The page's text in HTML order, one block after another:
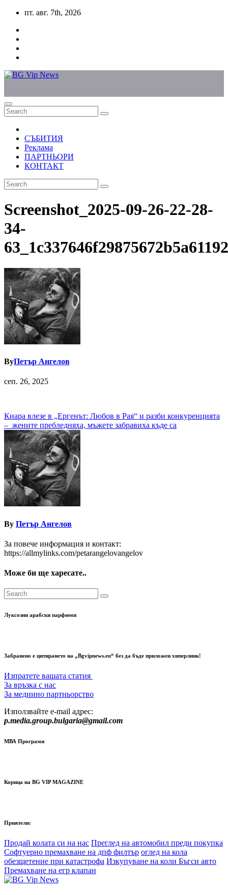
Skip
content
пт. авг. 7th, 2026
СЪБИТИЯ
Реклама
ПАРТНЬОРИ
КОНТАКТ
Screenshot_2025-09-26-22-28-
34-
ByПетър Ангелов
сеп. 26, 2025
Навигация
Киара влезе в „Ергенът: Любов в Рая“ и разби конкуренцията
– жените пребледняха, мъжете забравиха къде са
By Петър Ангелов
За повече информация и контакт:
https://allmylinks.com/petarangelovangelov
Може би ще харесате..
Луксозни арабски парфюми
Забранено е цитирането на „Bgvipnews.eu“ без да бъде приложен хиперлинк!
Изпратете вашата статия
За връзка с нас
За медиино партньорство
Използвайте e-mail адрес:
p.media.group.bulgaria@gmail.com
МВА Програми
Корица на BG VIP MAGAZINE
Приятели:
Продай колата си на нас Преглед на автомобил преди покупка
Софтуерно премахване на дпф филтър оглед на кола
обезщетение при катастрофа Изкупуване на коли Бъгси авто
Премахване на егр клапан